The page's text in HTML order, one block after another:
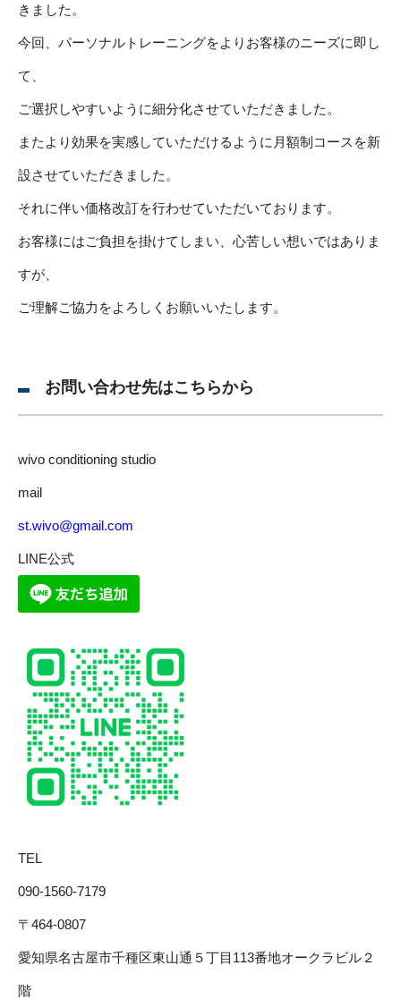
きました。
今回、パーソナルトレーニングをよりお客様のニーズに即し
て、
ご選択しやすいように細分化させていただきました。
またより効果を実感していただけるように月額制コースを新
設させていただきました。
それに伴い価格改訂を行わせていただいております。
お客様にはご負担を掛けてしまい、心苦しい想いではありま
すが、
ご理解ご協力をよろしくお願いいたします。
お問い合わせ先はこちらから
wivo conditioning studio
mail
st.wivo@gmail.com
LINE公式
TEL
090-1560-7179
〒464-0807
愛知県名古屋市千種区東山通５丁目113番地オークラビル２
階